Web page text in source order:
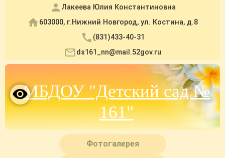
Лакеева Юлия Константиновна
603000, г.Нижний Новгород, ул. Костина, д.8
(831)433-40-31
ds161_nn@mail.52gov.ru
МБДОУ "Детский сад №
161"
Фотогалерея